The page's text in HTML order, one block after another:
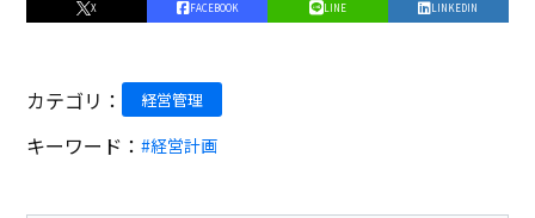
X FACEBOOK LINE LINKEDIN
カテゴリ： 経営管理
キーワード：#経営計画